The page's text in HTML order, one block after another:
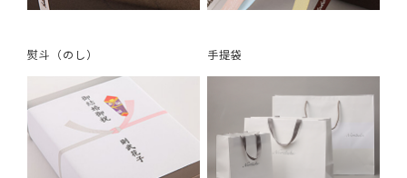
熨斗（のし） 手提袋